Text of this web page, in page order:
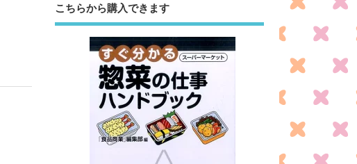
こちらから購入できます